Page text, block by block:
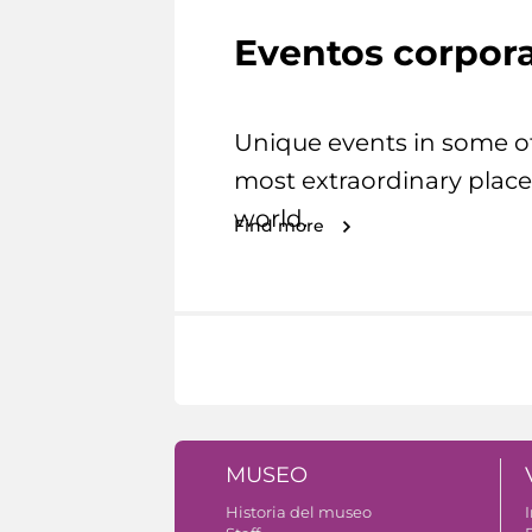
Eventos
Unique events in some
most extraordinary
world.
Find more
MUSEO
Historia del museo